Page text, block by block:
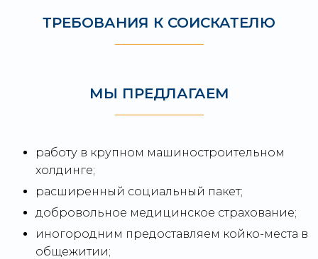
ТРЕБОВАНИЯ К СОИСКАТЕЛЮ
МЫ ПРЕДЛАГАЕМ
работу в крупном машиностроительном
холдинге;
расширенный социальный пакет;
добровольное медицинское страхование;
иногородним предоставляем койко-места в
общежитии;